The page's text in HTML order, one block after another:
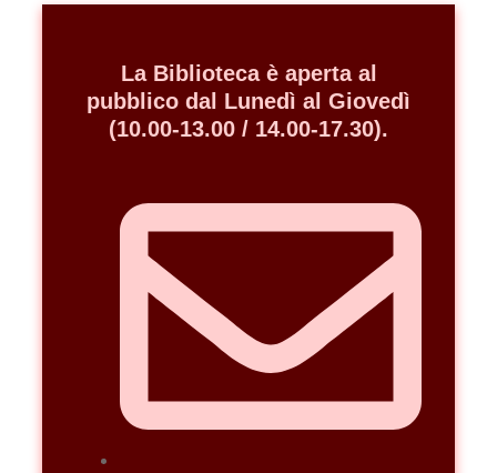
La Biblioteca è aperta al
pubblico dal Lunedì al Giovedì
(10.00-13.00 / 14.00-17.30).